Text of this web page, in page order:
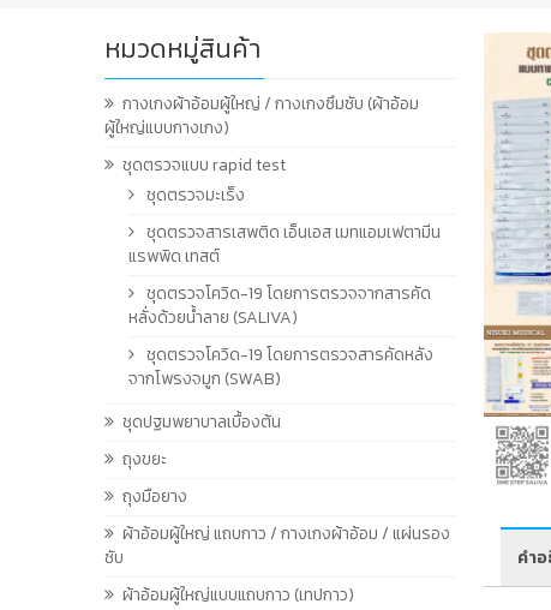
คำ
หมวดหมู่สินค้า
กางเกงผ้าอ้อมผู้ใหญ่ / กางเกงซึมซับ (ผ้าอ้อม
ผู้ใหญ่แบบกางเกง)
ชุดตรวจแบบ rapid test
ชุดตรวจมะเร็ง
ชุดตรวจสารเสพติด เอ็นเอส เมทแอมเฟตามีน
แรพพิด เทสต์
ชุดตรวจโควิด-19 โดยการตรวจจากสารคัด
หลั่งด้วยน้ำลาย (SALIVA)
ชุดตรวจโควิด-19 โดยการตรวจสารคัดหลัง
จากโพรงจมูก (SWAB)
ชุดปฐมพยาบาลเบื้องต้น
ถุงขยะ
ถุงมือยาง
ผ้าอ้อมผู้ใหญ่ แถบกาว / กางเกงผ้าอ้อม / แผ่นรอง
ซับ
ผ้าอ้อมผู้ใหญ่แบบแถบกาว (เทปกาว)